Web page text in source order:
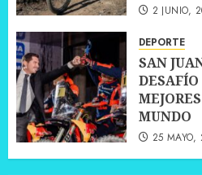
2 JUNIO,
DEPORTE
SAN
DESAFÍO
MUNDO
25 MAYO,